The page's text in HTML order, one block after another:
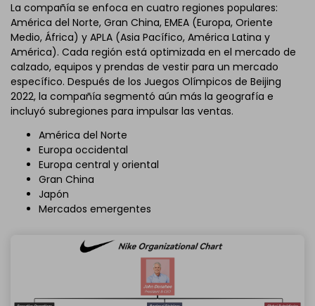
La compañía se enfoca en cuatro regiones populares:
América del Norte, Gran China, EMEA (Europa, Oriente
Medio, África) y APLA (Asia Pacífico, América Latina y
América). Cada región está optimizada en el mercado de
calzado, equipos y prendas de vestir para un mercado
específico. Después de los Juegos Olímpicos de Beijing
2022, la compañía segmentó aún más la geografía e
incluyó subregiones para impulsar las ventas.
América del Norte
Europa occidental
Europa central y oriental
Gran China
Japón
Mercados emergentes